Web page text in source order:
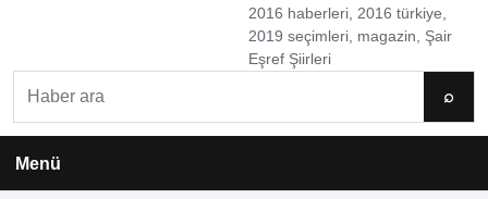
2016 haberleri, 2016 türkiye,
2019 seçimleri, magazin, Şair
Eşref Şiirleri
⌕
Menü